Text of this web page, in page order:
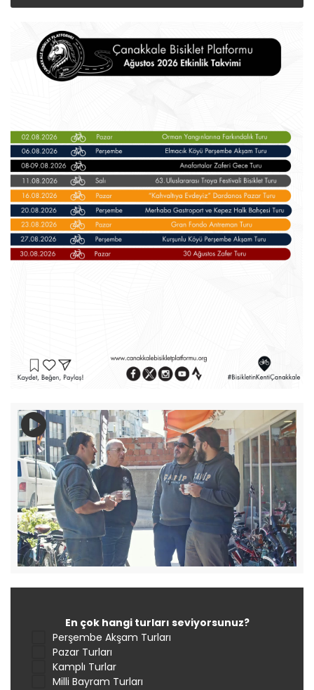
En çok hangi turları seviyorsunuz?
Perşembe Akşam Turları
Pazar Turları
Kamplı Turlar
Milli Bayram Turları